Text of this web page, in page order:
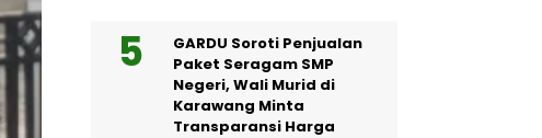
GARDU Soroti Penjualan
Paket Seragam SMP
Negeri, Wali Murid di
Karawang Minta
Transparansi Harga